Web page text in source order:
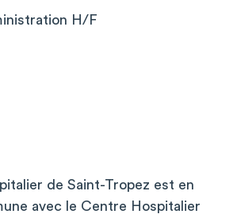
H/F
de Saint-Tropez est en
avec le Centre Hospitalier